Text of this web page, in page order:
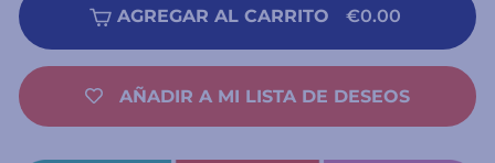
AGREGAR AL CARRITO €0.00
AÑADIR A MI LISTA DE DESEOS